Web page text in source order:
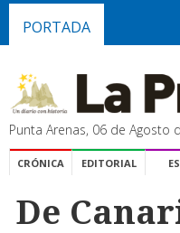
PORTADA
Punta Arenas, 06 de Agosto
CRÓNICA EDITORIAL
De